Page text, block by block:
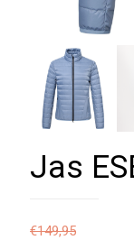
Jas
€149,95